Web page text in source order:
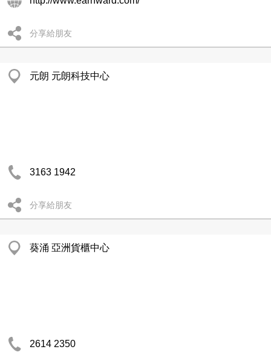
分享給朋友
元朗 元朗科技中心
3163 1942
分享給朋友
葵涌 亞洲貨櫃中心
2614 2350